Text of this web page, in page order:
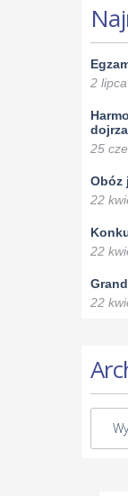
2
25
Obóz
22
22
22